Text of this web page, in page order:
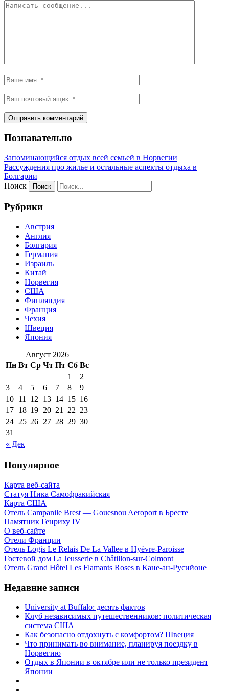
Познавательно
Запоминающийся отдых всей семьей в Норвегии
Рассуждения про жилье и остальные аспекты отдыха в
Болгарии
Поиск
Рубрики
Австрия
Англия
Болгария
Германия
Израиль
Китай
Норвегия
США
Финляндия
Франция
Чехия
Швеция
Япония
Август 2026
Пн Вт Ср Чт Пт Сб Вс
« Дек
1
2
3
4 5 6 7 8
9
10 11 12 13 14 15 16
17 18 19 20 21 22 23
24 25 26 27 28 29 30
31
Популярное
Карта веб-сайта
Статуя Ника Самофракийская
Карта США
Отель Campanile Brest — Gouesnou Aeroport в Бресте
Памятник Генриху IV
О веб-сайте
Отели Франции
Отель Logis Le Relais De La Vallee в Hyèvre-Paroisse
Гостевой дом La Jeusserie в Châtillon-sur-Colmont
Отель Grand Hôtel Les Flamants Roses в Кане-ан-Русийоне
Недавние записи
University at Buffalo: десять фактов
Клуб независимых путешественников: политическая
система США
Как безопасно отдохнуть с комфортом? Швеция
Что принимать во внимание, планируя поездку в
Норвегию
Отдых в Японии в октябре или не только президент
Японии